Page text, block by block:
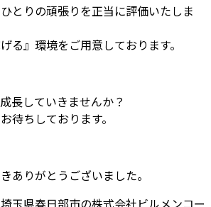
とりの頑張りを正当に評価いたしま
る』環境をご用意しております。
長していきませんか？
待ちしております。
ありがとうございました。
玉県春日部市の株式会社ビルメンコー